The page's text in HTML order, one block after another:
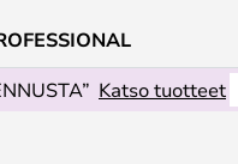
Katso tuotteet